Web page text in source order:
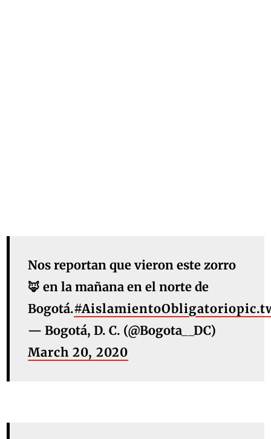
Nos reportan que vieron este zorro
🦊 en la mañana en el norte de
Bogotá.#AislamientoObligatorio
— Bogotá, D. C. (@Bogota__DC)
March 20, 2020